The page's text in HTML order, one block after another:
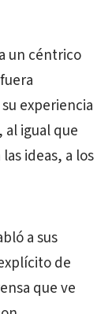
un céntrico
experiencia
igual que
ideas, a los
a sus
de
que ve